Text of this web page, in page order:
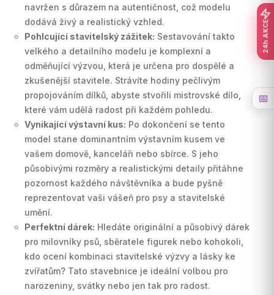
navržen s důrazem na autentičnost, což modelu
dodává živý a realistický vzhled.
Pohlcující stavitelský zážitek: Sestavování takto
velkého a detailního modelu je komplexní a
odměňující výzvou, která je určena pro dospělé a
zkušenější stavitele. Strávíte hodiny pečlivým
propojováním dílků, abyste stvořili mistrovské dílo,
které vám udělá radost při každém pohledu.
Vynikající výstavní kus: Po dokončení se tento
model stane dominantním výstavním kusem ve
vašem domově, kanceláři nebo sbírce. S jeho
působivými rozměry a realistickými detaily přitáhne
pozornost každého návštěvníka a bude pyšně
reprezentovat vaši vášeň pro psy a stavitelské
umění.
Perfektní dárek: Hledáte originální a působivý dárek
pro milovníky psů, sběratele figurek nebo kohokoli,
kdo ocení kombinaci stavitelské výzvy a lásky ke
zvířatům? Tato stavebnice je ideální volbou pro
narozeniny, svátky nebo jen tak pro radost.
24h AKCE
📅